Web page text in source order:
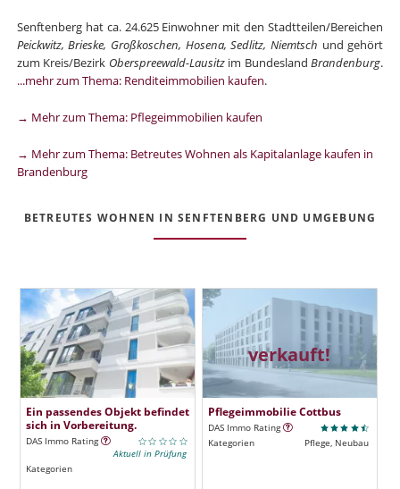
Senftenberg hat ca. 24.625 Einwohner mit den Stadtteilen/Bereichen
Peickwitz, Brieske, Großkoschen, Hosena, Sedlitz, Niemtsch und gehört
zum Kreis/Bezirk Oberspreewald-Lausitzim BundeslandBrandenburg.
...mehr zum Thema: Renditeimmobilien kaufen.
→ Mehr zum Thema: Pflegeimmobilien kaufen
→ Mehr zum Thema: Betreutes Wohnen als Kapitalanlage kaufen in
Brandenburg
BETREUTES WOHNEN IN SENFTENBERG UND UMGEBUNG
Ein passendes Objekt befindet
sich in Vorbereitung.
DAS Immo Rating
Aktuell in Prüfung
Kategorien
verkauft!
Pflegeimmobilie Cottbus
DAS Immo Rating
Kategorien
Pflege, Neubau